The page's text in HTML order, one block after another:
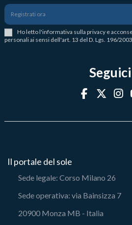
Registrati ora
Ho letto l'informativa sulla privacy e
personali ai sensi dell'art. 13 del D. Lgs. 196/2003.
Seguici
Il portale del sole
Sede legale: Corso Milano 26
Sede operativa: via Bainsizza 7
20900 Monza MB - Italia